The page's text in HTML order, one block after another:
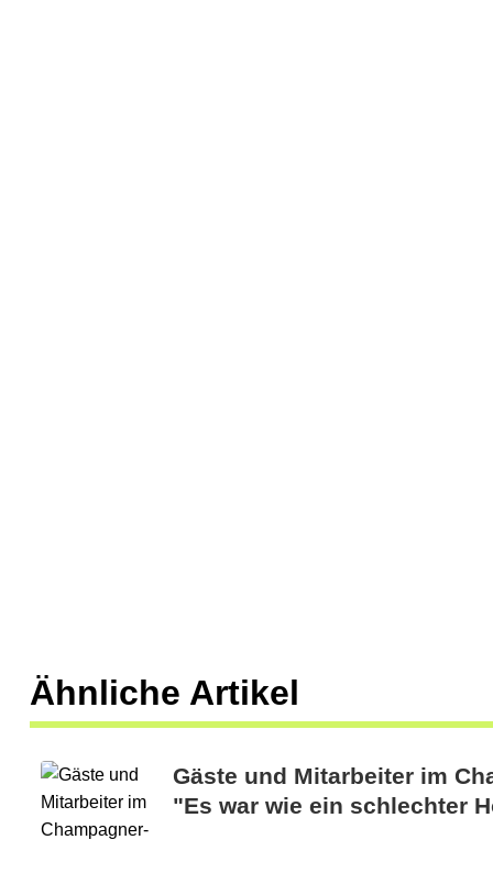
Ähnliche Artikel
Gäste und Mitarbeiter im
"Es war wie ein schlechter